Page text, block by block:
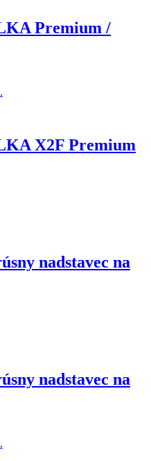
Premium /
X2F Premium
nadstavec na
nadstavec na